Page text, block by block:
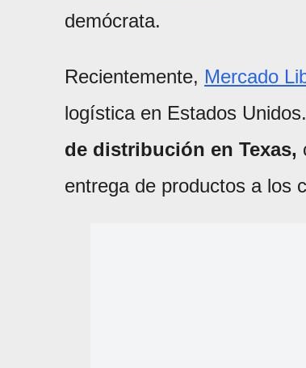
demócrata.
Recientemente, Mercado
logística en Estados
de distribución en Texas,
entrega de productos a los